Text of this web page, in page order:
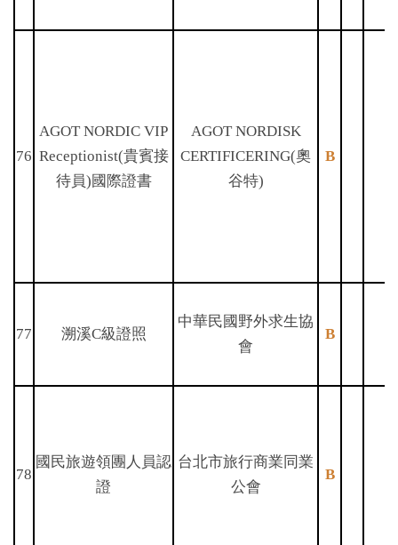
76
AGOT NORDIC VIP
Receptionist(貴賓接
待員)國際證書
AGOT NORDISK
CERTIFICERING(奧
谷特)
B
77 溯溪C級證照
中華民國野外求生協
會
B
78
國民旅遊領團人員認
證
台北市旅行商業同業
公會
B